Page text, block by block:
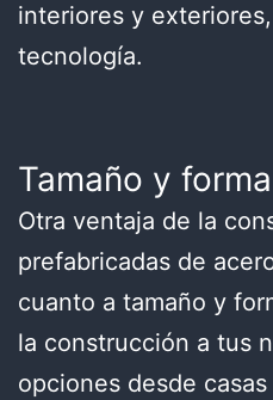
interiores y
tecnología.
Tamaño y
Otra ventaja de la
prefabricadas de
cuanto a tamaño y
la construcción a tus
opciones desde